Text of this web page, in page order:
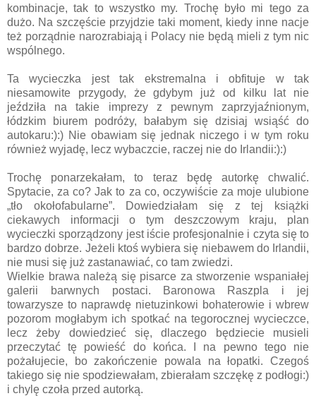
kombinacje, tak to wszystko my. Trochę było mi tego za
dużo. Na szczęście przyjdzie taki moment, kiedy inne nacje
też porządnie narozrabiają i Polacy nie będą mieli z tym nic
wspólnego.
Ta wycieczka jest tak ekstremalna i obfituje w tak
niesamowite przygody, że gdybym już od kilku lat nie
jeździła na takie imprezy z pewnym zaprzyjaźnionym,
łódzkim biurem podróży, bałabym się dzisiaj wsiąść do
autokaru:):) Nie obawiam się jednak niczego i w tym roku
również wyjadę, lecz wybaczcie, raczej nie do Irlandii:):)
Trochę ponarzekałam, to teraz będę autorkę chwalić.
Spytacie, za co? Jak to za co, oczywiście za moje ulubione
„tło okołofabularne”. Dowiedziałam się z tej książki
ciekawych informacji o tym deszczowym kraju, plan
wycieczki sporządzony jest iście profesjonalnie i czyta się to
bardzo dobrze. Jeżeli ktoś wybiera się niebawem do Irlandii,
nie musi się już zastanawiać, co tam zwiedzi.
Wielkie brawa należą się pisarce za stworzenie wspaniałej
galerii barwnych postaci. Baronowa Raszpla i jej
towarzysze to naprawdę nietuzinkowi bohaterowie i wbrew
pozorom mogłabym ich spotkać na tegorocznej wycieczce,
lecz żeby dowiedzieć się, dlaczego będziecie musieli
przeczytać tę powieść do końca. I na pewno tego nie
pożałujecie, bo zakończenie powala na łopatki. Czegoś
takiego się nie spodziewałam, zbierałam szczękę z podłogi:)
i chylę czoła przed autorką.